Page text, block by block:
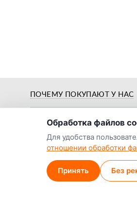
о насПОЧЕМУ ПОКУПАЮТ У НАС
Цены от заводов-
производителей
Обработка файлов
Для удобства
отношении обработки
Принять Без